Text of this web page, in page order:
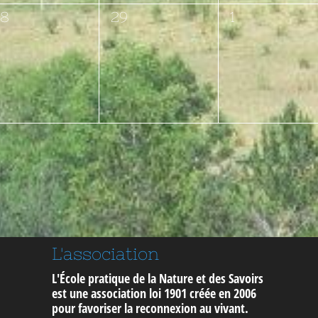
0
évènement,
29
0
évènement,
1
L'association
L'École pratique de la Nature et des Savoirs
est une association loi 1901 créée en 2006
pourfavoriser la reconnexion au vivant.